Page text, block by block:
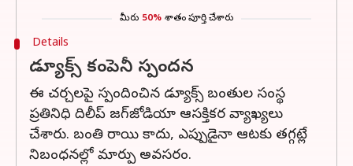
మీరు 50% శాతం పూర్తి చేశారు
Details
డ్యూక్స్‌ కంపెనీ స్పందన
ఈ చర్చలపై స్పందించిన డ్యూక్స్‌ బంతుల సంస్థ
ప్రతినిధి దిలీప్‌ జగ్‌జోడియా ఆసక్తికర వ్యాఖ్యలు
చేశారు. బంతి రాయి కాదు, ఎప్పుడైనా ఆటకు తగ్గట్లే
నిబంధనల్లో మార్పు అవసరం.